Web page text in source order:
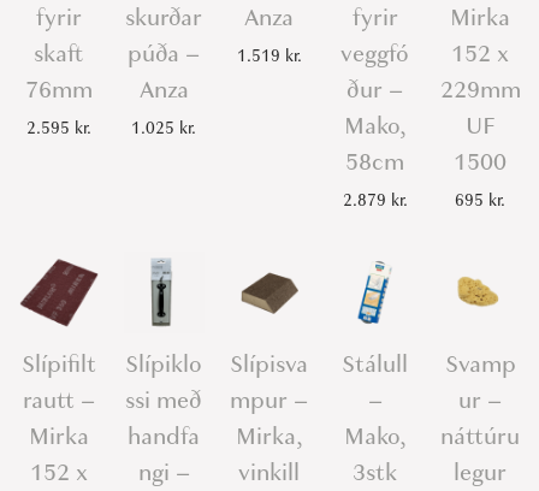
fyrir
skaft
76mm
2.595 kr.
skurðar
púða –
Anza
1.025 kr.
Anza
1.519 kr.
fyrir
veggfó
ður –
Mako,
58cm
2.879 kr.
Mirka
152 x
229mm
UF
1500
695 kr.
Slípifilt
rautt –
Mirka
152 x
Slípiklo
ssi með
handfa
ngi –
Slípisva
mpur –
Mirka,
vinkill
Stálull
–
Mako,
3stk
Svamp
ur –
náttúru
legur